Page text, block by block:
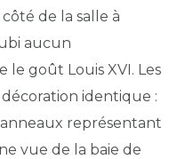
de la salle à
aucun
le goût Louis XVI. Les
identique :
représentant
vue de la baie de